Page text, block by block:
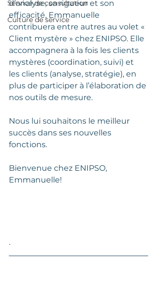
Service de consultation
Culture de service
d’analyse, sa rigueur et son
efficacité, Emmanuelle
contribuera entre autres au volet «
Client mystère » chez ENIPSO. Elle
accompagnera à la fois les clients
mystères (coordination, suivi) et
les clients (analyse, stratégie), en
plus de participer à l’élaboration de
nos outils de mesure.
Nous lui souhaitons le meilleur
succès dans ses nouvelles
fonctions.
Bienvenue chez ENIPSO,
Emmanuelle!
.